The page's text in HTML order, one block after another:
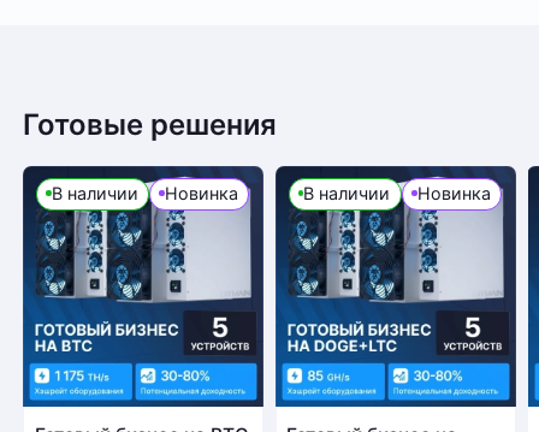
Готовые решения
В наличии Новинка В наличии Новинка